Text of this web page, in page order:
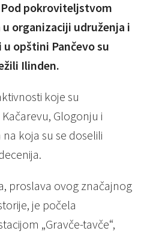
Pod pokroviteljstvom
organizaciji udruženja i
opštini Pančevo su
Ilinden.
koje su
Glogonju i
koja su se doselili
proslava ovog značajnog
je počela
„Gravče-tavče“,